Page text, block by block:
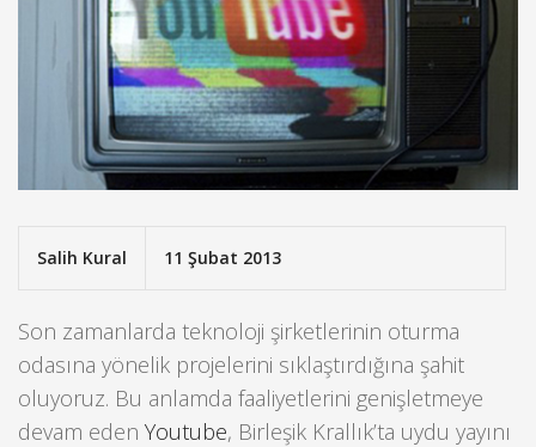
Salih Kural 11 Şubat 2013
Son zamanlarda teknoloji şirketlerinin oturma
odasına yönelik projelerini sıklaştırdığına şahit
oluyoruz. Bu anlamda faaliyetlerini genişletmeye
devam eden Youtube, Birleşik Krallık’ta uydu yayını